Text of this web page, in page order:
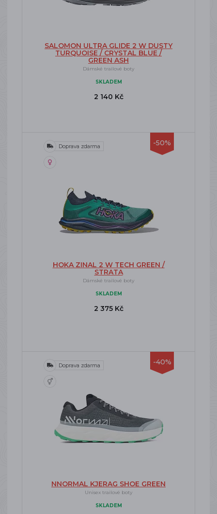
SALOMON ULTRA GLIDE 2 W DUSTY
TURQUOISE / CRYSTAL BLUE /
GREEN ASH
Dámské trailové boty
SKLADEM
2 140 Kč
-50%
Doprava zdarma
HOKA ZINAL 2 W TECH GREEN /
STRATA
Dámské trailové boty
SKLADEM
2 375 Kč
-40%
Doprava zdarma
NNORMAL KJERAG SHOE GREEN
Unisex trailové boty
SKLADEM